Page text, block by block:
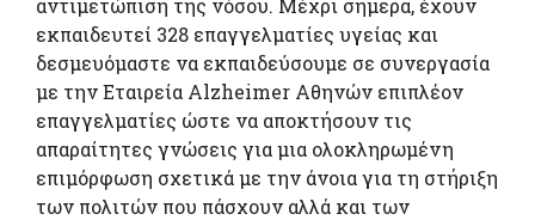
αντιμετώπιση της νόσου. Μέχρι σήμερα, έχουν
εκπαιδευτεί 328 επαγγελματίες υγείας και
δεσμευόμαστε να εκπαιδεύσουμε σε συνεργασία
με την Εταιρεία Alzheimer Αθηνών επιπλέον
επαγγελματίες ώστε να αποκτήσουν τις
απαραίτητες γνώσεις για μια ολοκληρωμένη
επιμόρφωση σχετικά με την άνοια για τη στήριξη
των πολιτών που πάσχουν αλλά και των